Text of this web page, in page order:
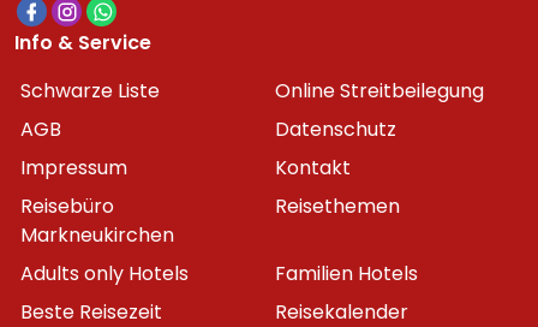
Info & Service
Schwarze Liste
Online Streitbeilegung
AGB
Datenschutz
Impressum
Kontakt
Reisebüro
Markneukirchen
Reisethemen
Adults only Hotels
Familien Hotels
Beste Reisezeit
Reisekalender